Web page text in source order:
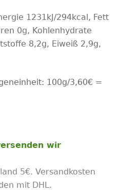
1231kJ/294kcal, Fett
0g, Kohlenhydrate
8,2g, Eiweiß 2,9g,
100g/3,60€ =
wir
5€. Versandkosten
mit DHL.